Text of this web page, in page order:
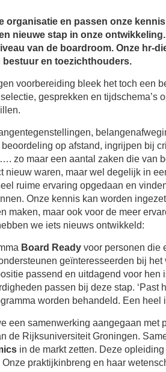
organisatie en passen onze
nieuwe stap in onze
van de boardroom. Onze hr-
bestuur en toezichthouders.
voorbereiding bleek het toch een
gesprekken en tijdschema’s
op afstand, ingrijpen bij
zo maar een aantal zaken die van
nieuw waren, maar wel degelijk in
ruime ervaring opgedaan en
Onze kennis kan worden
maken, maar ook voor de meer
we iets nieuws ontwikkeld:
Board Ready voor personen die
geïnteresseerden bij
passend en uitdagend voor
passen bij deze stap. ‘Past
worden behandeld. Een heel
een samenwerking aangegaan met
de Rijksuniversiteit Groningen.
in de markt zetten. Deze
praktijkinbreng en haar